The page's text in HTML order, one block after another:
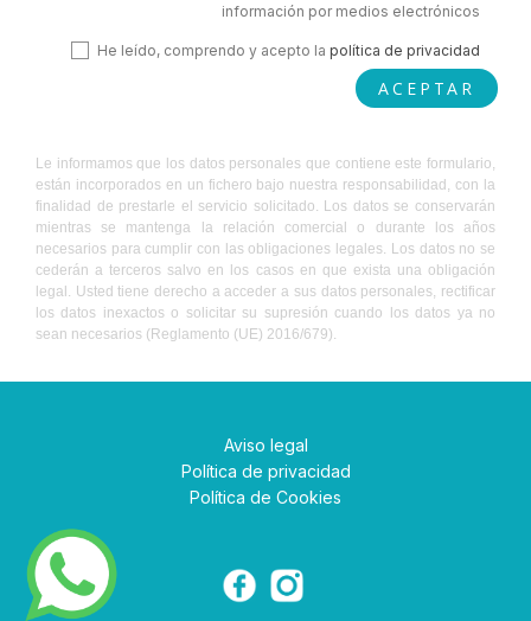
información por medios electrónicos
He leído, comprendo y acepto la política de privacidad
ACEPTAR
Le informamos que los datos personales que contiene este formulario,
están incorporados en un fichero bajo nuestra responsabilidad, con la
finalidad de prestarle el servicio solicitado. Los datos se conservarán
mientras se mantenga la relación comercial o durante los años
necesarios para cumplir con las obligaciones legales. Los datos no se
cederán a terceros salvo en los casos en que exista una obligación
legal. Usted tiene derecho a acceder a sus datos personales, rectificar
los datos inexactos o solicitar su supresión cuando los datos ya no
sean necesarios (Reglamento (UE) 2016/679).
Aviso legal
Política de privacidad
Política de Cookies